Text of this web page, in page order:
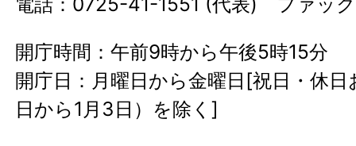
開庁時間：午前9時から午後5時15分
開庁日：月曜日から金曜日[祝日・休
日から1月3日）を除く]